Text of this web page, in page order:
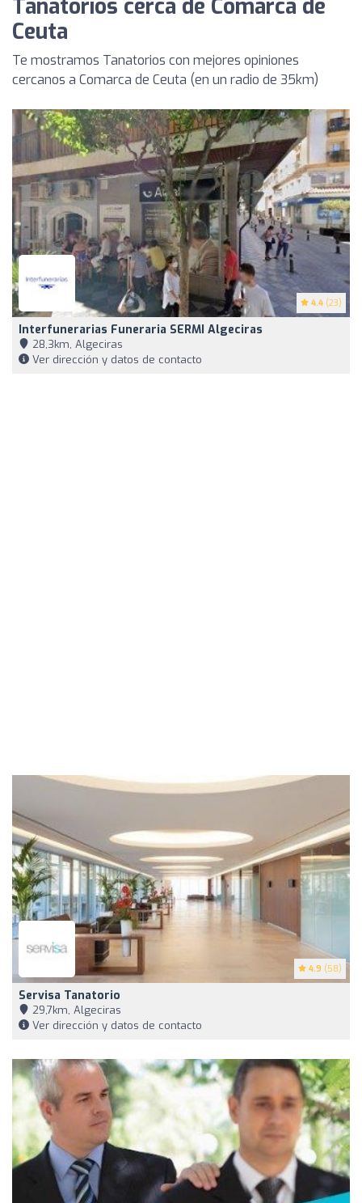
Tanatorios cerca de Comarca de
Ceuta
Te mostramos Tanatorios con mejores opiniones
cercanos a Comarca de Ceuta (en un radio de 35km)
4.4 (23)
Interfunerarias Funeraria SERMI Algeciras
28,3km, Algeciras
Ver dirección y datos de contacto
4.9 (58)
Servisa Tanatorio
29,7km, Algeciras
Ver dirección y datos de contacto